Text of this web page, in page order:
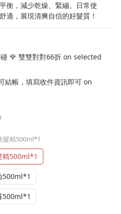
衡，減少乾燥、緊繃。日常使
適，展現清爽自信的好髮質！
🌹 雙雙對對66折 on selected
結帳，填寫收件資訊即可 on
髮精500ml*1
精500ml*1
500ml*1
500ml*1